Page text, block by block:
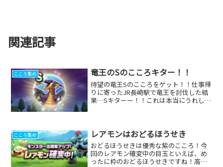
関連記事
こころ集め 竜王のSのこころキター！！
待望の竜王Sのこころをゲット！！仕事帰
りに寄ったJR長崎駅で竜王を討伐した結
果…Sキターー！！これは本当にうれしか
トできました！欲...
こころ集め レアモンはおどるほうせき
おどるほうせきは優秀な紫のこころ！今
回のレアモン確変中の目玉といえば、め
ったに枠のおどるほうせきですね！高い